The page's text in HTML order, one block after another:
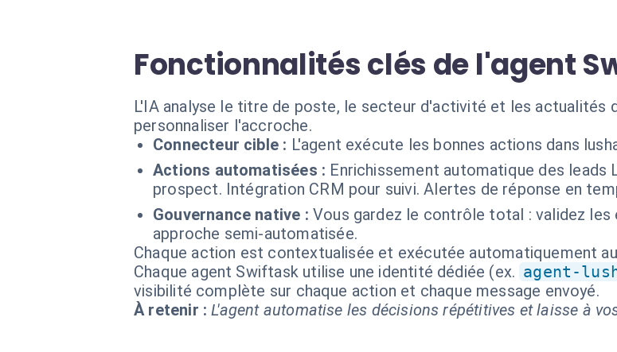
Fonctionnalités clés de l'agent
L'IA analyse le titre de poste, le secteur d'activité et les actualités
personnaliser l'accroche.
Connecteur cible : L'agent exécute les bonnes actions dans
Actions automatisées : Enrichissement automatique des leads
prospect. Intégration CRM pour suivi. Alertes de réponse en
Gouvernance native : Vous gardez le contrôle total : validez les
approche semi-automatisée.
Chaque action est contextualisée et exécutée automatiquement
Chaque agent Swiftask utilise une identité dédiée (ex. agent-
visibilité complète sur chaque action et chaque message envoyé.
À retenir : L'agent automatise les décisions répétitives et laisse à